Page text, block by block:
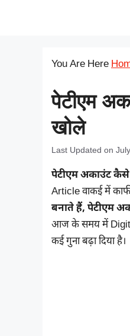
You Are Here
पेटीएम
खोले
Last Updated on
पेटीएम अकाउंट कैसे
Article वाकई में
बनाते हैं, पेटीएम
आज के समय में Digital
कई गुना बढ़ा दिया है।